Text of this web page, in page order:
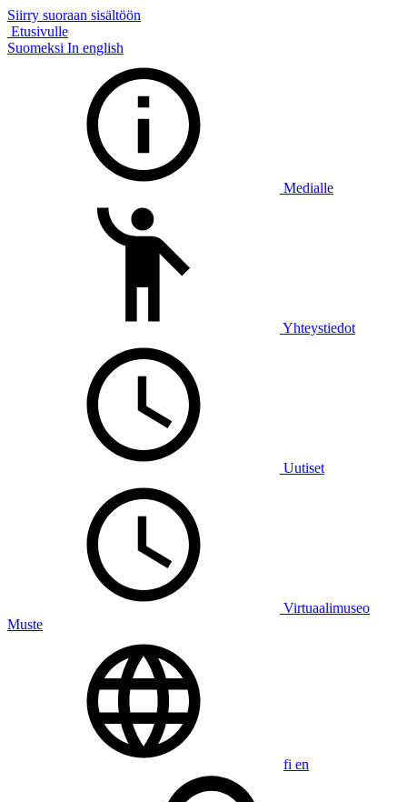
Siirry suoraan sisältöön
Etusivulle
Suomeksi In english
Medialle
Yhteystiedot
Uutiset
Virtuaalimuseo
Muste
fi en